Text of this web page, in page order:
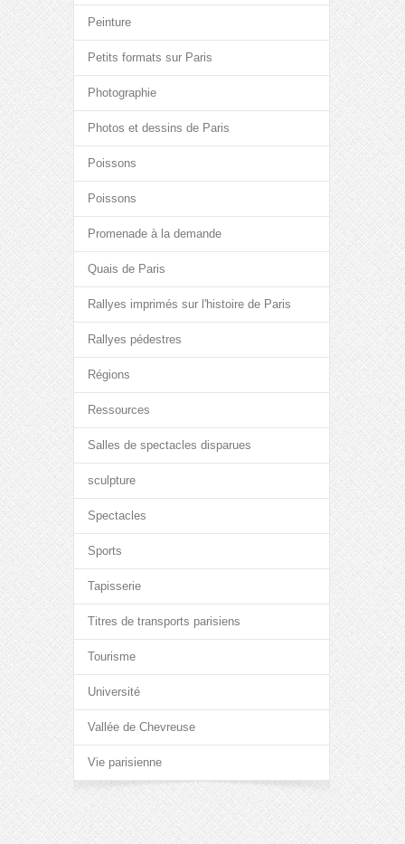
Peinture
Petits formats sur Paris
Photographie
Photos et dessins de Paris
Poissons
Poissons
Promenade à la demande
Quais de Paris
Rallyes imprimés sur l'histoire de Paris
Rallyes pédestres
Régions
Ressources
Salles de spectacles disparues
sculpture
Spectacles
Sports
Tapisserie
Titres de transports parisiens
Tourisme
Université
Vallée de Chevreuse
Vie parisienne